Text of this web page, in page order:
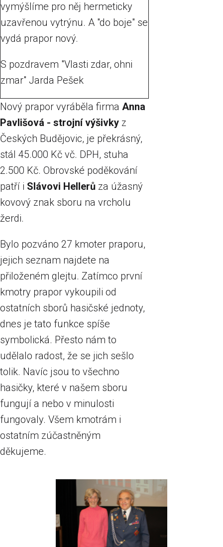
vymýšlíme pro něj hermeticky
uzavřenou vytrýnu. A "do boje" se
vydá prapor nový.
S pozdravem "Vlasti zdar, ohni
zmar" Jarda Pešek
Nový prapor vyráběla firma Anna
Pavlišová - strojní výšivky z
Českých Budějovic, je překrásný,
stál 45.000 Kč vč. DPH, stuha
2.500 Kč. Obrovské poděkování
patří i Slávovi Hellerů za úžasný
kovový znak sboru na vrcholu
žerdi.
Bylo pozváno 27 kmoter praporu,
jejich seznam najdete na
přiloženém glejtu. Zatímco první
kmotry prapor vykoupili od
ostatních sborů hasičské jednoty,
dnes je tato funkce spíše
symbolická. Přesto nám to
udělalo radost, že se jich sešlo
tolik. Navíc jsou to všechno
hasičky, které v našem sboru
fungují a nebo v minulosti
fungovaly. Všem kmotrám i
ostatním zúčastněným
děkujeme.